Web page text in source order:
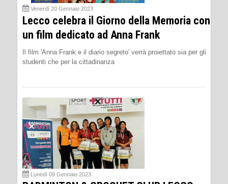
Venerdì 20 Gennaio 2023
Lecco celebra il Giorno della Memoria con
un film dedicato ad Anna Frank
Il film 'Anna Frank e il diario segreto' verrà proiettato sia per gli
studenti che per la cittadinanza
Lunedì 09 Gennaio 2023